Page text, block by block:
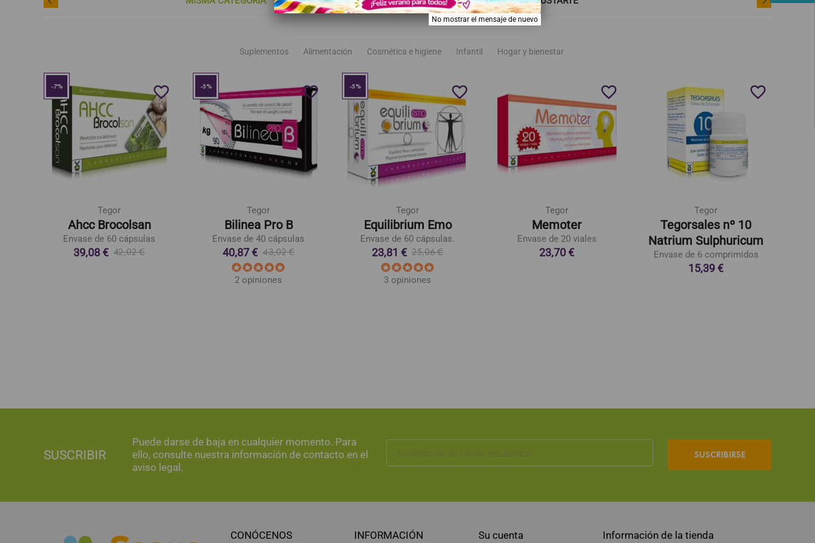
Suplementos Alimentación Cosmética e higiene Infantil Hogar y bienestar
-7%
Tegor
Ahcc Brocolsan
Envase de 60 cápsulas
39,08 € 42,02 €
favorite_border -5%
Tegor
Bilinea Pro B
Envase de 40 cápsulas
40,87 € 43,02 €
2 opiniones
favorite_border -5%
Tegor
Equilibrium Emo
Envase de 60 cápsulas.
23,81 € 25,06 €
3 opiniones
favorite_border
Tegor
Memoter
Envase de 20 viales
23,70 €
favorite_border
Tegor
Tegorsales nº 10
Natrium Sulphuricum
Envase de 6 comprimidos
15,39 €
favorite_border
SUSCRIBIR
Puede darse de baja en cualquier momento. Para
ello, consulte nuestra información de contacto en el
aviso legal.
SUSCRIBIRSE
CONÓCENOS INFORMACIÓN Su cuenta Información de la tienda
No mostrar el mensaje de nuevo